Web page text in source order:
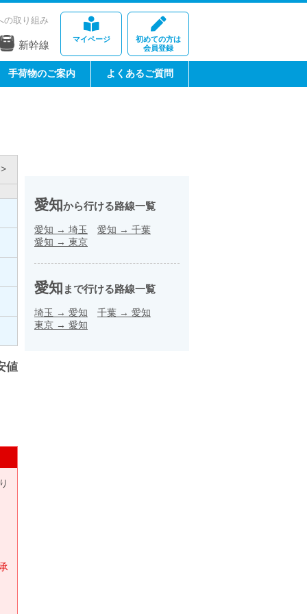
マイページ
初めての方は
会員登録
の取り組み
新幹線
手荷物のご案内 よくあるご質問
値
愛知から行ける路線一覧
愛知 → 埼玉 愛知 → 千葉
愛知 → 東京
愛知 まで行ける路線一覧
埼玉 → 愛知 千葉 → 愛知
東京 → 愛知